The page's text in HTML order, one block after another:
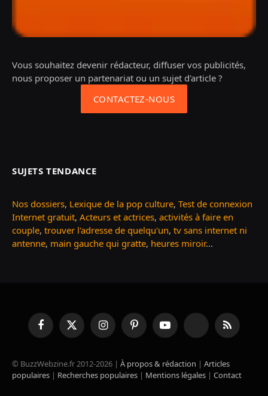
Vous souhaitez devenir rédacteur, diffuser vos publicités,
nous proposer un partenariat ou un sujet d'article ?
CONTACTEZ-NOUS
SUJETS TENDANCE
Nos dossiers, Lexique de la pop culture, Test de connexion
Internet gratuit, Acteurs et actrices, activités à faire en
couple, trouver l'adresse de quelqu'un, tv sans internet ni
antenne, main gauche qui gratte, heures miroir...
FacebookX
(Twitter)
InstagramPinterestYouTube TikTok RSS
© BuzzWebzine.fr 2012-2026 | À propos & rédaction | Articles
populaires | Recherches populaires | Mentions légales | Contact